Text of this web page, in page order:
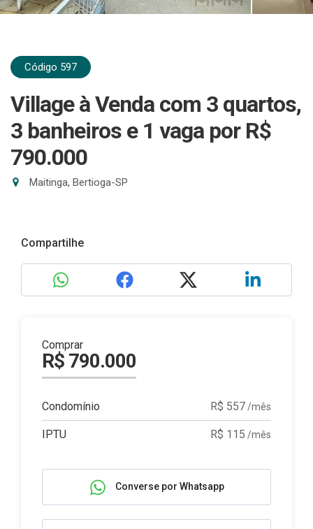
Código 597
Village à Venda com 3 quartos,
3 banheiros e 1 vaga por R$
790.000
Maitinga, Bertioga-SP
Compartilhe
Comprar
R$ 790.000
Condomínio R$ 557/mês
IPTU R$ 115 /mês
Converse por Whatsapp